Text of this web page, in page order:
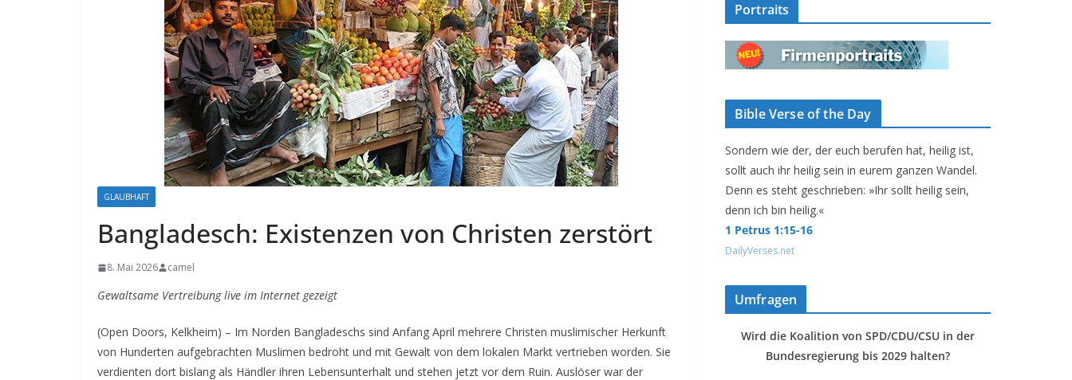
GLAUBHAFT
Bangladesch: Existenzen von Christen zerstört
8. Mai 2026 camel
Gewaltsame Vertreibung live im Internet gezeigt
(Open Doors, Kelkheim) – Im Norden Bangladeschs sind Anfang April mehrere Christen muslimischer Herkunft
von Hunderten aufgebrachten Muslimen bedroht und mit Gewalt von dem lokalen Markt vertrieben worden. Sie
verdienten dort bislang als Händler ihren Lebensunterhalt und stehen jetzt vor dem Ruin. Auslöser war der
Portraits
Bible Verse of the Day
Sondern wie der, der euch berufen hat, heilig ist,
sollt auch ihr heilig sein in eurem ganzen Wandel.
Denn es steht geschrieben: »Ihr sollt heilig sein,
denn ich bin heilig.«
1 Petrus 1:15-16
DailyVerses.net
Umfragen
Wird die Koalition von SPD/CDU/CSU in der
Bundesregierung bis 2029 halten?